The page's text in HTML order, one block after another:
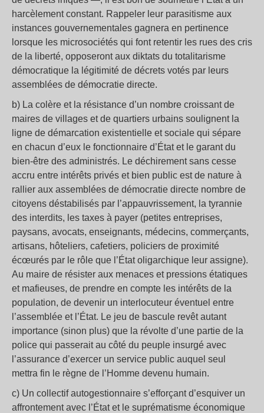
harcèlement constant. Rappeler leur parasitisme aux
instances gouvernementales gagnera en pertinence
lorsque les microsociétés qui font retentir les rues des cris
de la liberté, opposeront aux diktats du totalitarisme
démocratique la légitimité de décrets votés par leurs
assemblées de démocratie directe.
b) La colère et la résistance d’un nombre croissant de
maires de villages et de quartiers urbains soulignent la
ligne de démarcation existentielle et sociale qui sépare
en chacun d’eux le fonctionnaire d’État et le garant du
bien-être des administrés. Le déchirement sans cesse
accru entre intérêts privés et bien public est de nature à
rallier aux assemblées de démocratie directe nombre de
citoyens déstabilisés par l’appauvrissement, la tyrannie
des interdits, les taxes à payer (petites entreprises,
paysans, avocats, enseignants, médecins, commerçants,
artisans, hôteliers, cafetiers, policiers de proximité
écœurés par le rôle que l’État oligarchique leur assigne).
Au maire de résister aux menaces et pressions étatiques
et mafieuses, de prendre en compte les intérêts de la
population, de devenir un interlocuteur éventuel entre
l’assemblée et l’État. Le jeu de bascule revêt autant
importance (sinon plus) que la révolte d’une partie de la
police qui passerait au côté du peuple insurgé avec
l’assurance d’exercer un service public auquel seul
mettra fin le règne de l’Homme devenu humain.
c) Un collectif autogestionnaire s’efforçant d’esquiver un
affrontement avec l’État et le suprématisme économique